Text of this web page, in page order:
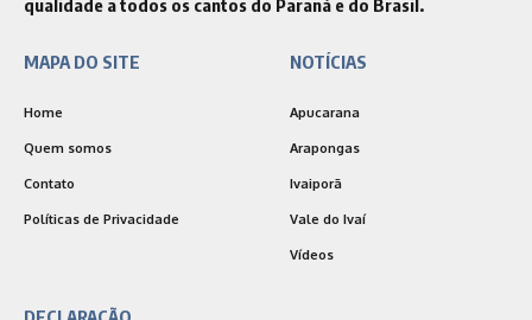
qualidade a todos os cantos do Paraná e do Brasil.
MAPA DO SITE
Home
Quem somos
Contato
Políticas de Privacidade
NOTÍCIAS
Apucarana
Arapongas
Ivaiporã
Vale do Ivaí
Vídeos